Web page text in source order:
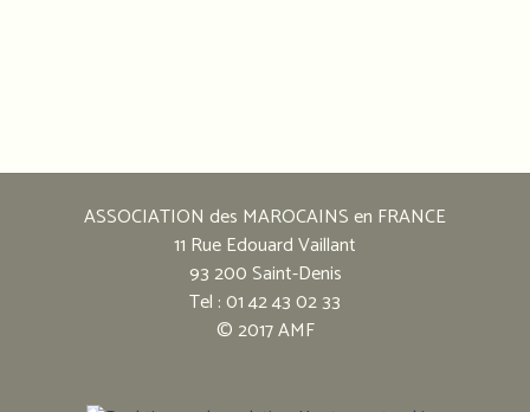
:
Association
ASSOCIATION des MAROCAINS en FRANCE
11 Rue Edouard Vaillant
93 200 Saint-Denis
Tel : 01 42 43 02 33
© 2017 AMF